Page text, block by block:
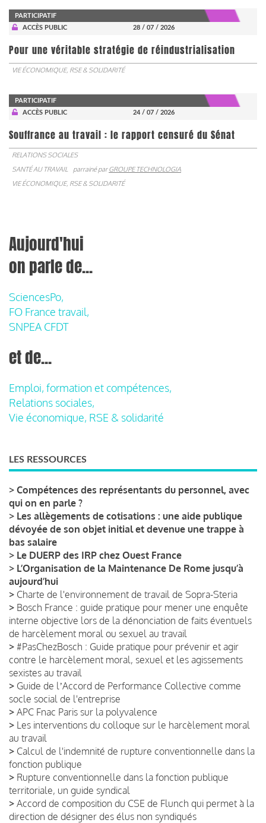
PARTICIPATIF
ACCÈS PUBLIC
28 / 07 / 2026
Pour une véritable stratégie de réindustrialisation
VIE ÉCONOMIQUE, RSE & SOLIDARITÉ
PARTICIPATIF
ACCÈS PUBLIC
24 / 07 / 2026
Souffrance au travail : le rapport censuré du Sénat
RELATIONS SOCIALES
SANTÉ AU TRAVAIL
parrainé parGROUPE TECHNOLOGIA
VIE ÉCONOMIQUE, RSE & SOLIDARITÉ
Aujourd'hui
on parle de...
SciencesPo,
FO France travail,
SNPEA CFDT
et de...
Emploi, formation et compétences,
Relations sociales,
Vie économique, RSE & solidarité
LES RESSOURCES
> Compétences des représentants du personnel, avec
qui on en parle ?
> Les allègements de cotisations : une aide publique
dévoyée de son objet initial et devenue une trappe à
bas salaire
> Le DUERP des IRP chez Ouest France
> L’Organisation de la Maintenance De Rome jusqu’à
aujourd’hui
> Charte de l'environnement de travail de Sopra-Steria
> Bosch France : guide pratique pour mener une enquête
interne objective lors de la dénonciation de faits éventuels
de harcèlement moral ou sexuel au travail
> #PasChezBosch : Guide pratique pour prévenir et agir
contre le harcèlement moral, sexuel et les agissements
sexistes au travail
> Guide de lʼAccord de Performance Collective comme
socle social de l'entreprise
> APC Fnac Paris sur la polyvalence
> Les interventions du colloque sur le harcèlement moral
au travail
> Calcul de l'indemnité de rupture conventionnelle dans la
fonction publique
> Rupture conventionnelle dans la fonction publique
territoriale, un guide syndical
> Accord de composition du CSE de Flunch qui permet à la
direction de désigner des élus non syndiqués